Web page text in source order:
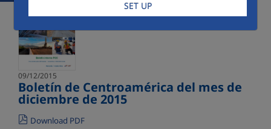
SET UP
09/12/2015
Boletín de Centroamérica del mes de
diciembre de 2015
Download PDF